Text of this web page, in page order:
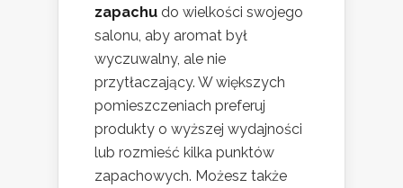
zapachu do wielkości swojego
salonu, aby aromat był
wyczuwalny, ale nie
przytłaczający. W większych
pomieszczeniach preferuj
produkty o wyższej wydajności
lub rozmieść kilka punktów
zapachowych. Możesz także